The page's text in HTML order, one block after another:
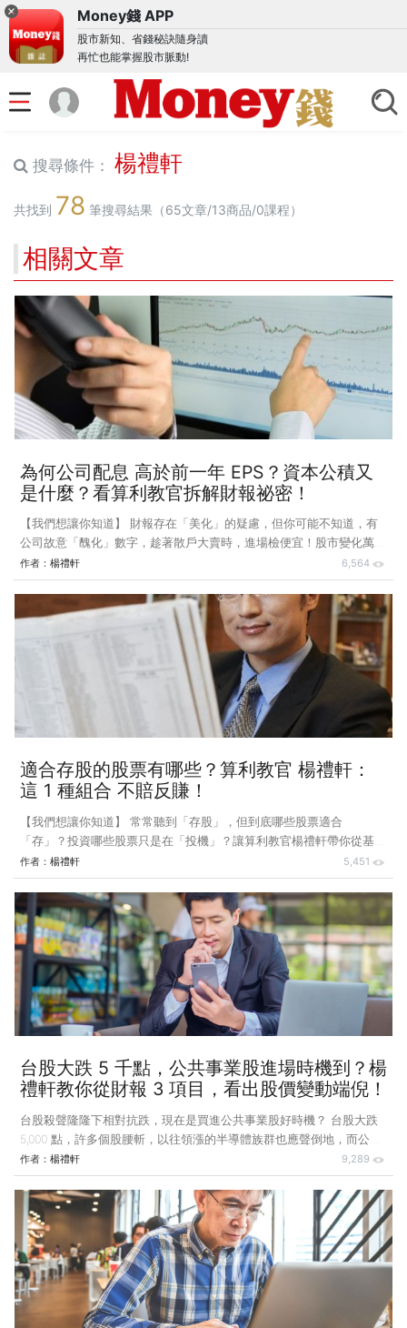
Money錢 APP
股市新知、省錢秘訣隨身讀
再忙也能掌握股市脈動!
搜尋條件： 楊禮軒
共找到 78 筆搜尋結果（65文章/13商品/0課程）
相關文章
為何公司配息 高於前一年 EPS？資本公積又
是什麼？看算利教官拆解財報祕密！
【我們想讓你知道】 財報存在「美化」的疑慮，但你可能不知道，有
公司故意「醜化」數字，趁著散戶大賣時，進場檢便宜！股市變化萬
千，吸引了眾多好手入場競技，在任何領域想要出類拔萃，肯定要了解
該領域的專業知識與技能！ 文 / 算利教官 楊禮軒 資本公積是什麼？
經常有朋友問我：「為什麼某家公司配息高於前一年的 EPS？」通常配
息高於獲利的公司，大部分是拿資本公積出來配息。什麼是資本公積？
拿資本公積出來配息有什麼優缺點呢？ 一家公司財務報表中的資產負
債表是由「資產、負債及股東權益」所組成，股東權益底下又包含股
本、資本公積、保留盈餘、庫藏股、其
作者： 楊禮軒 6,564
適合存股的股票有哪些？算利教官 楊禮軒：
這 1 種組合 不賠反賺！
【我們想讓你知道】 常常聽到「存股」，但到底哪些股票適合
「存」？投資哪些股票只是在「投機」？讓算利教官楊禮軒帶你從基本
面、財報，看穿台股市場，找出存股最佳組合！ 文 / 算利教官 楊禮
軒 好書立即購買：楊禮軒《教官，財報有問題──看穿市場鬼故事 買
到銅板好股》 很多朋友問我，有哪些股票適合存股？我在 2007 年開
始投資股票時，記取父母在 1989∼1991 年虧損的慘痛經驗。我父母學
歷不高，他們在工廠工作，也沒學過什麼財經知識，與其說投資，其實
充其量只是投機吧！ 那個年代買股票的人，都期待著有人會用
作者： 楊禮軒 5,451
台股大跌 5 千點，公共事業股進場時機到？楊
禮軒教你從財報 3 項目，看出股價變動端倪！
台股殺聲隆隆下相對抗跌，現在是買進公共事業股好時機？ 台股大跌
5,000 點，許多個股腰斬，以往領漲的半導體族群也應聲倒地，而公共
事業股不受景氣循環影響，獲利相對穩定，在台股走空下，是否適合作
為資金避風港呢？ 現在是不是買進公共事業股的好機會呢？在我完稿
時（2022 年 10 月 19 日）並不會是最好的機會，因為在這一波指數下
殺 5,000 點，半導體、電子、傳產等許多個股腰斬的情況下，公共事業
股跌幅相對較小，即使是跌幅較大的台汽電從今年的高點 39.6 元下跌
到 29.8元，也僅下跌了 24.74%。 天然氣族群跌幅更小，大台北
（9908）從今年高點 34.3
作者： 楊禮軒 9,289